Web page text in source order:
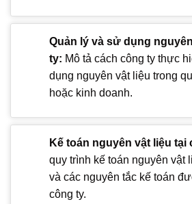
Quản lý và sử dụng
ty: Mô tả cách công ty thực
dụng nguyên vật liệu trong
hoặc kinh doanh.
Kế toán nguyên vật liệu tại
quy trình kế toán nguyên vật
và các nguyên tắc kế toán
công ty.